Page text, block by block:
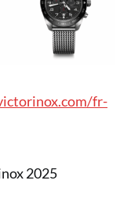
fr-
2025